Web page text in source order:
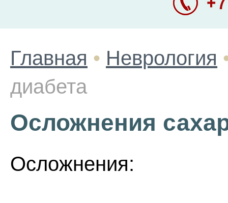
Главная • Неврология
диабета
Осложнения
Осложнения: